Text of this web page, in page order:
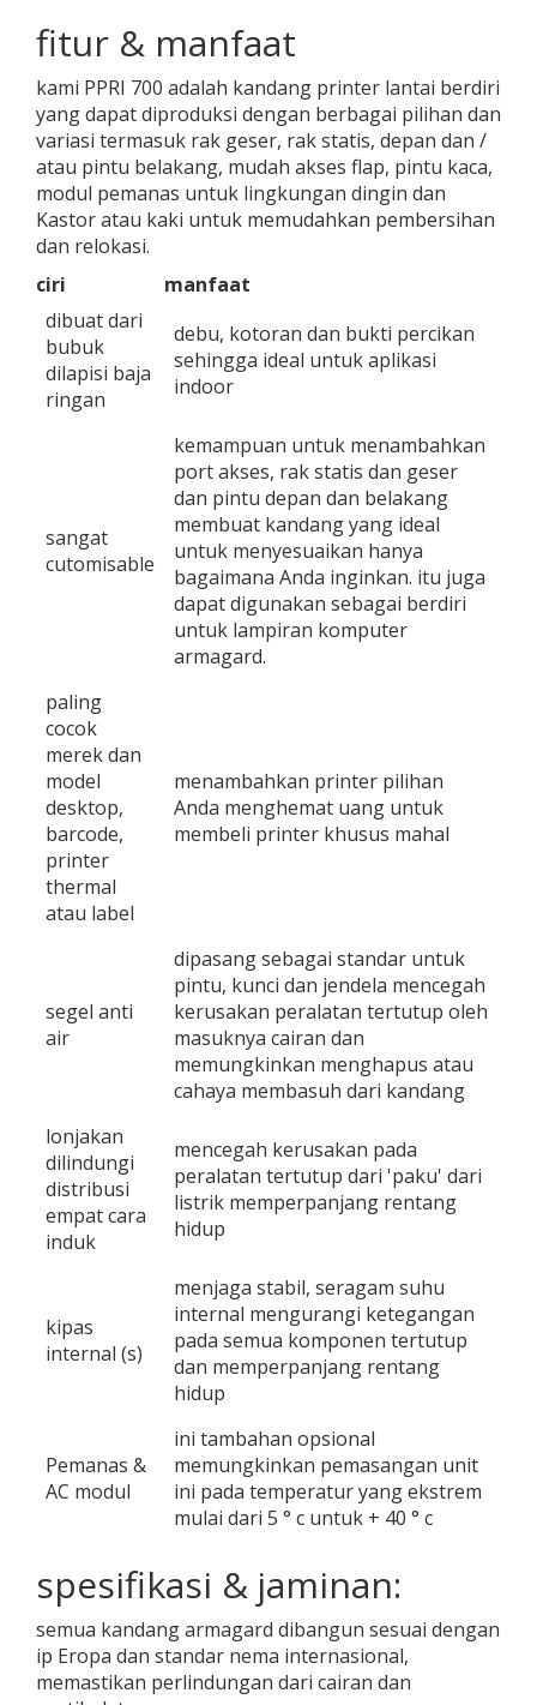
fitur & manfaat
kami PPRI 700 adalah kandang printer lantai berdiri
yang dapat diproduksi dengan berbagai pilihan dan
variasi termasuk rak geser, rak statis, depan dan /
atau pintu belakang, mudah akses flap, pintu kaca,
modul pemanas untuk lingkungan dingin dan
Kastor atau kaki untuk memudahkan pembersihan
dan relokasi.
ciri
manfaat
dibuat dari
bubuk
dilapisi baja
ringan
debu, kotoran dan bukti percikan
sehingga ideal untuk aplikasi
indoor
sangat
cutomisable
kemampuan untuk menambahkan
port akses, rak statis dan geser
dan pintu depan dan belakang
membuat kandang yang ideal
untuk menyesuaikan hanya
bagaimana Anda inginkan. itu juga
dapat digunakan sebagai berdiri
untuk lampiran komputer
armagard.
paling
cocok
merek dan
model
desktop,
barcode,
printer
thermal
atau label
menambahkan printer pilihan
Anda menghemat uang untuk
membeli printer khusus mahal
segel anti
air
dipasang sebagai standar untuk
pintu, kunci dan jendela mencegah
kerusakan peralatan tertutup oleh
masuknya cairan dan
memungkinkan menghapus atau
cahaya membasuh dari kandang
lonjakan
dilindungi
distribusi
empat cara
induk
mencegah kerusakan pada
peralatan tertutup dari 'paku' dari
listrik memperpanjang rentang
hidup
kipas
internal (s)
menjaga stabil, seragam suhu
internal mengurangi ketegangan
pada semua komponen tertutup
dan memperpanjang rentang
hidup
Pemanas &
AC modul
ini tambahan opsional
memungkinkan pemasangan unit
ini pada temperatur yang ekstrem
mulai dari 5 ° c untuk + 40 ° c
spesifikasi & jaminan:
semua kandang armagard dibangun sesuai dengan
ip Eropa dan standar nema internasional,
memastikan perlindungan dari cairan dan